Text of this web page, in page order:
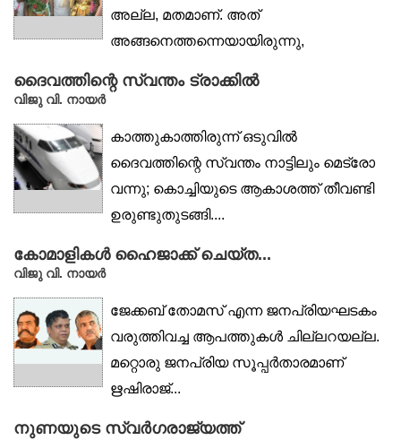
അല്ല, മതമാണ്. അത്
അങ്ങനെത്തന്നെയായിരുന്നു,
ദൈവത്തിന്റെ സ്വന്തം ട്രാക്കിൽ
വിജു വി. നായര്‍
കാത്തുകാത്തിരുന്ന് ഒടുവിൽ
ദൈവത്തിന്റെ സ്വന്തം നാട്ടിലും മെട്രോ
വന്നു; കൊച്ചിയുടെ ആകാശത്ത് തീവണ്ടി
ഉരുണ്ടുതുടങ്ങി....
കോമാളികൾ ഹൈജാക്ക് ചെയ്ത...
വിജു വി. നായര്‍
ജേക്കബ് തോമസ് എന്ന ജനപ്രിയഘടകം
വരുത്തിവച്ച ആപത്തുകൾ ചില്ലറയല്ല.
മറ്റൊരു ജനപ്രിയ സൂപ്പർതാരമാണ്
ഋഷിരാജ്...
നുണയുടെ സ്വർഗരാജ്യത്ത്